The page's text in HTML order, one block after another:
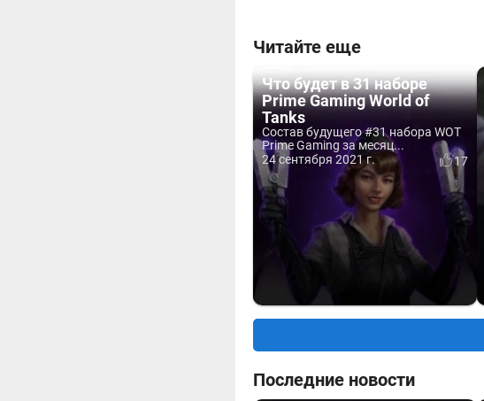
Читайте еще
Что будет в 31 наборе
Prime Gaming World of
Tanks
Состав будущего #31 набора WOT
Prime Gaming за месяц...
24 сентября 2021 г.
17
Последние новости